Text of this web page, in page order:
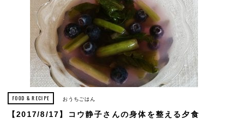
FOOD & RECIPE おうちごはん
【2017/8/17】コウ静子さんの身体を整える夕食